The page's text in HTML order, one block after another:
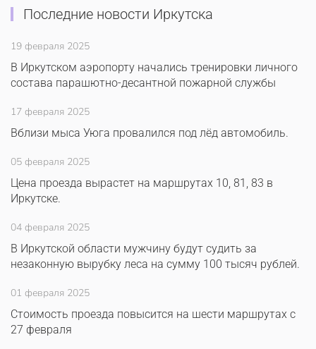
Последние новости Иркутска
19 февраля 2025
В Иркутском аэропорту начались тренировки личного
состава парашютно-десантной пожарной службы
17 февраля 2025
Вблизи мыса Уюга провалился под лёд автомобиль.
05 февраля 2025
Цена проезда вырастет на маршрутах 10, 81, 83 в
Иркутске.
04 февраля 2025
В Иркутской области мужчину будут судить за
незаконную вырубку леса на сумму 100 тысяч рублей.
01 февраля 2025
Стоимость проезда повысится на шести маршрутах с
27 февраля